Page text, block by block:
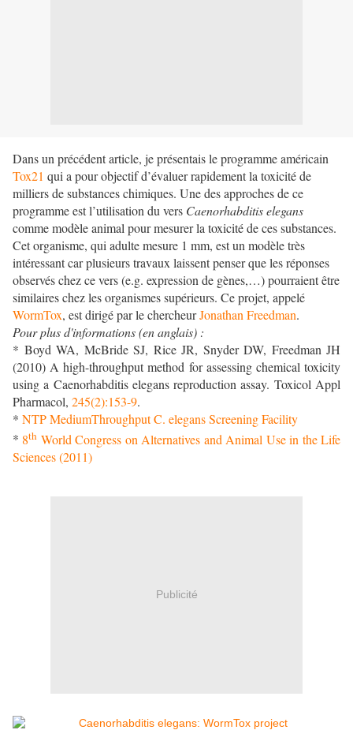
Dans un précédent article, je présentais le programme américain
Tox21 qui a pour objectif d’évaluer rapidement la toxicité de
milliers de substances chimiques. Une des approches de ce
programme est l’utilisation du vers Caenorhabditis elegans
comme modèle animal pour mesurer la toxicité de ces substances.
Cet organisme, qui adulte mesure 1 mm, est un modèle très
intéressant car plusieurs travaux laissent penser que les réponses
observés chez ce vers (e.g. expression de gènes,…) pourraient être
similaires chez les organismes supérieurs. Ce projet, appelé
WormTox, est dirigé par le chercheurJonathan Freedman.
Pour plus d'informations (en anglais) :
* Boyd WA, McBride SJ, Rice JR, Snyder DW, Freedman JH
(2010) A high-throughput method for assessing chemical toxicity
using a Caenorhabditis elegans reproduction assay. Toxicol Appl
Pharmacol, 245(2):153-9.
* NTP MediumThroughput C. elegans Screening Facility
* 8th World Congress on Alternatives and Animal Use in the Life
Sciences (2011)
Publicité